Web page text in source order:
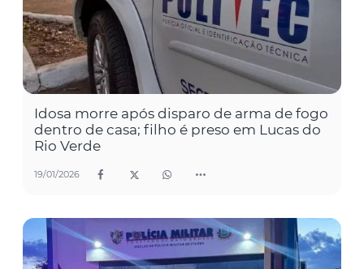
Idosa morre após disparo de arma de fogo
dentro de casa; filho é preso em Lucas do
Rio Verde
19/01/2026